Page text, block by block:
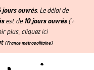
jours ouvrés . Le délai de
est de10 jours ouvrés(+
plus, cliquezici
(France métropolitaine)